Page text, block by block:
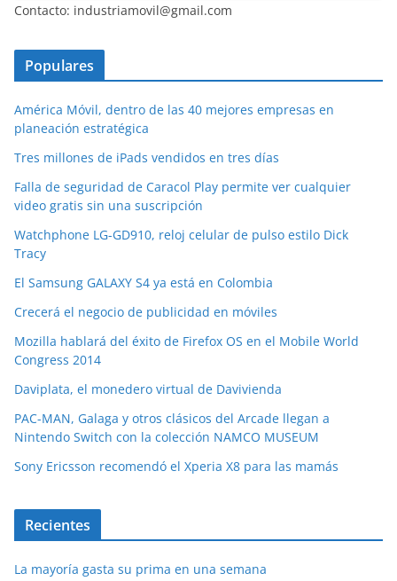
Contacto: industriamovil@gmail.com
Populares
América Móvil, dentro de las 40 mejores empresas en
planeación estratégica
Tres millones de iPads vendidos en tres días
Falla de seguridad de Caracol Play permite ver cualquier
video gratis sin una suscripción
Watchphone LG-GD910, reloj celular de pulso estilo Dick
Tracy
El Samsung GALAXY S4 ya está en Colombia
Crecerá el negocio de publicidad en móviles
Mozilla hablará del éxito de Firefox OS en el Mobile World
Congress 2014
Daviplata, el monedero virtual de Davivienda
PAC-MAN, Galaga y otros clásicos del Arcade llegan a
Nintendo Switch con la colección NAMCO MUSEUM
Sony Ericsson recomendó el Xperia X8 para las mamás
Recientes
La mayoría gasta su prima en una semana